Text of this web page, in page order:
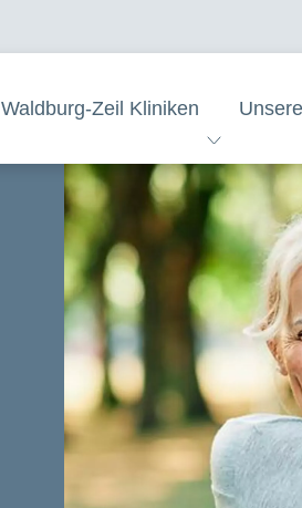
Waldburg-Zeil Kliniken